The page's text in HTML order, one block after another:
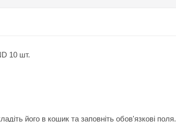
10 шт.
його в кошик та заповніть обов'язкові поля.